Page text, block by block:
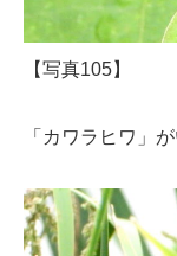
【写真105】
「カワラヒワ」